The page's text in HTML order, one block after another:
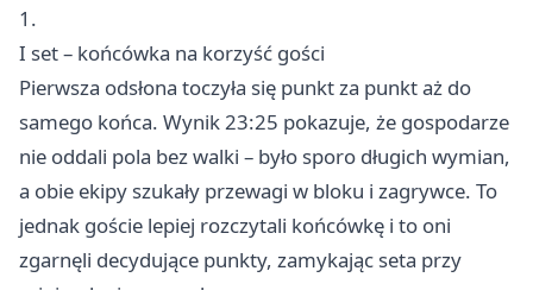
1.
I set – końcówka na korzyść gości
Pierwsza odsłona toczyła się punkt za punkt aż do
samego końca. Wynik 23:25 pokazuje, że gospodarze
nie oddali pola bez walki – było sporo długich wymian,
a obie ekipy szukały przewagi w bloku i zagrywce. To
jednak goście lepiej rozczytali końcówkę i to oni
zgarnęli decydujące punkty, zamykając seta przy